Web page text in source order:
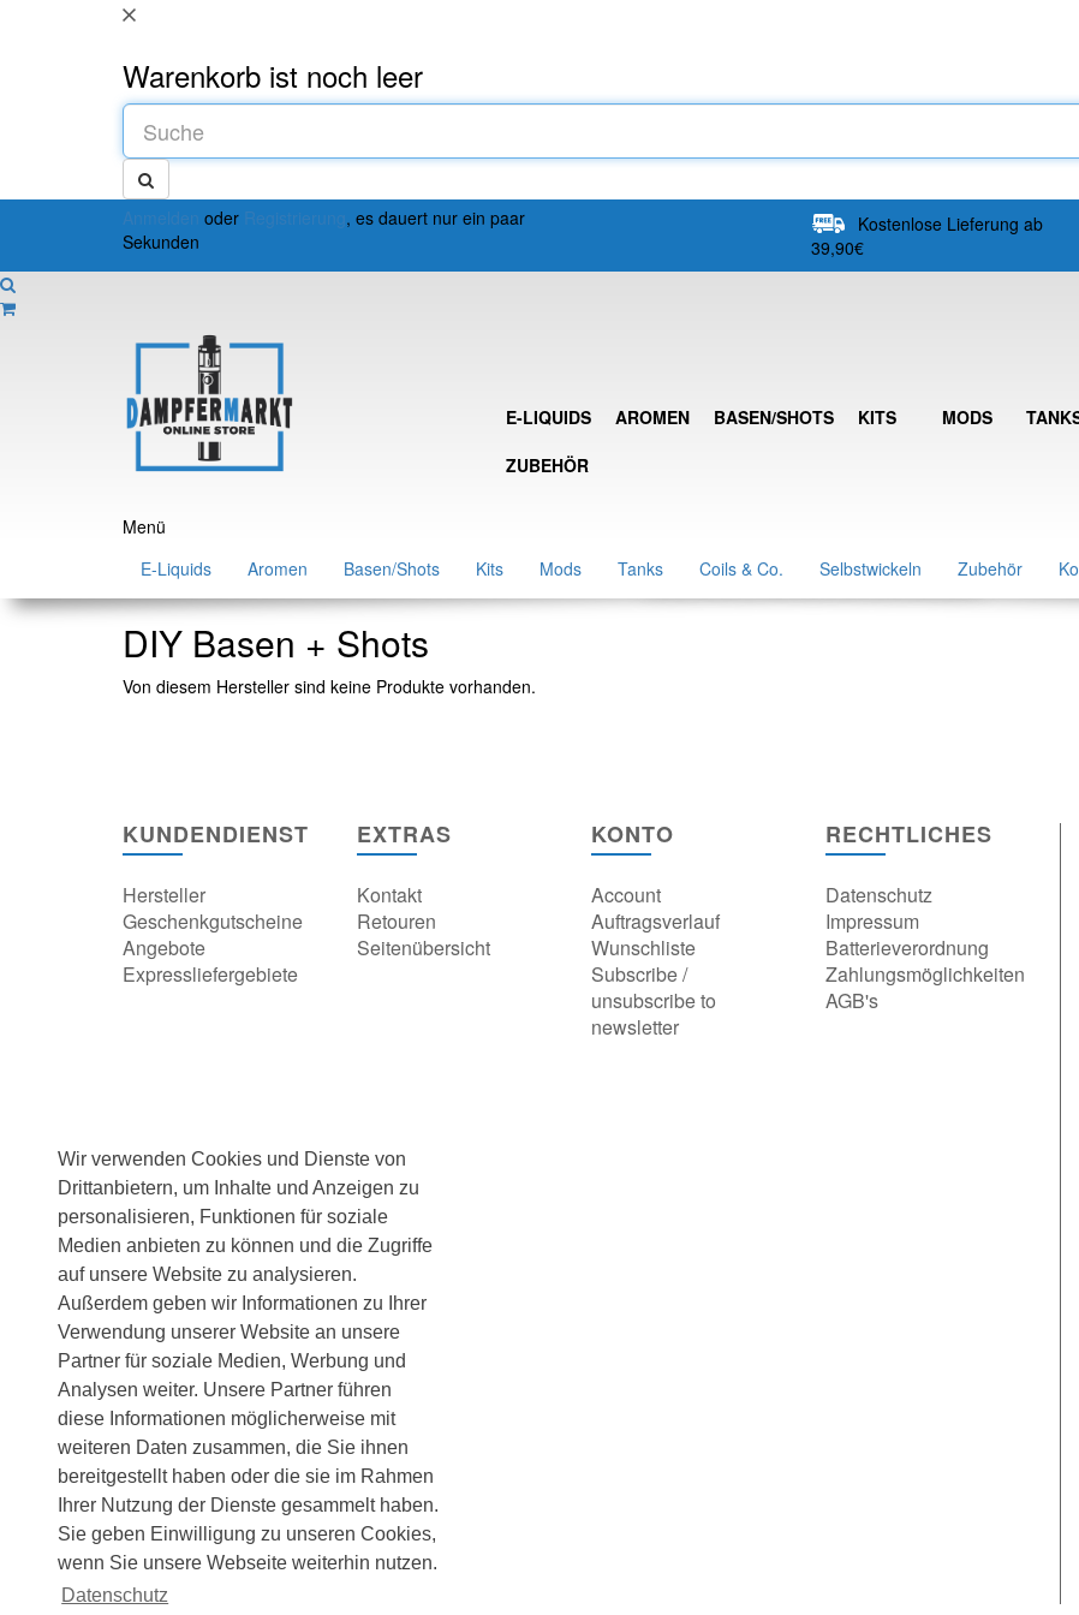
Wir verwenden Cookies und Dienste von
Drittanbietern, um Inhalte und Anzeigen zu
personalisieren, Funktionen für soziale
Medien anbieten zu können und die Zugriffe
auf unsere Website zu analysieren.
Außerdem geben wir Informationen zu Ihrer
Verwendung unserer Website an unsere
Partner für soziale Medien, Werbung und
Analysen weiter. Unsere Partner führen
diese Informationen möglicherweise mit
weiteren Daten zusammen, die Sie ihnen
bereitgestellt haben oder die sie im Rahmen
Ihrer Nutzung der Dienste gesammelt haben.
Sie geben Einwilligung zu unseren Cookies,
wenn Sie unsere Webseite weiterhin nutzen.
Datenschutz
Warenkorb ist noch leer
Anmelden oder Registrierung, es dauert nur ein paar
Sekunden
Kostenlose Lieferung ab
39,90€
E-LIQUIDS AROMEN BASEN/SHOTS KITS MODS
ZUBEHÖR
Menü
E-Liquids
Aromen Basen/Shots Kits Mods Tanks Coils & Co. Selbstwickeln Zubehör
DIY Basen + Shots
Von diesem Hersteller sind keine Produkte vorhanden.
KUNDENDIENST
Hersteller
Geschenkgutscheine
Angebote
Expressliefergebiete
EXTRAS
Kontakt
Retouren
Seitenübersicht
KONTO
Account
Auftragsverlauf
Wunschliste
Subscribe /
unsubscribe to
newsletter
RECHTLICHES
Datenschutz
Impressum
Batterieverordnung
Zahlungsmöglichkeiten
AGB's